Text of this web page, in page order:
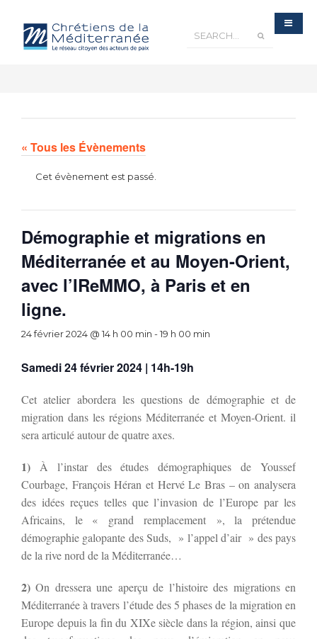
« Tous les Évènements
Cet évènement est passé.
Démographie et migrations en
Méditerranée et au Moyen-Orient,
avec l’IReMMO, à Paris et en
ligne.
24 février 2024 @ 14 h 00 min -19 h 00 min
Samedi 24 février 2024 | 14h-19h
Cet atelier abordera les questions de démographie et de
migration dans les régions Méditerranée et Moyen-Orient. il
sera articulé autour de quatre axes.
1) À l’instar des études démographiques de Youssef
Courbage, François Héran et Hervé Le Bras – on analysera
des idées reçues telles que l’invasion de l’Europe par les
Africains, le « grand remplacement », la prétendue
démographie galopante des Suds, » l’appel d’air » des pays
de la rive nord de la Méditerranée…
2) On dressera une aperçu de l’histoire des migrations en
Méditerranée à travers l’étude des 5 phases de la migration en
Europe depuis la fin du XIXe siècle dans la région, ainsi que